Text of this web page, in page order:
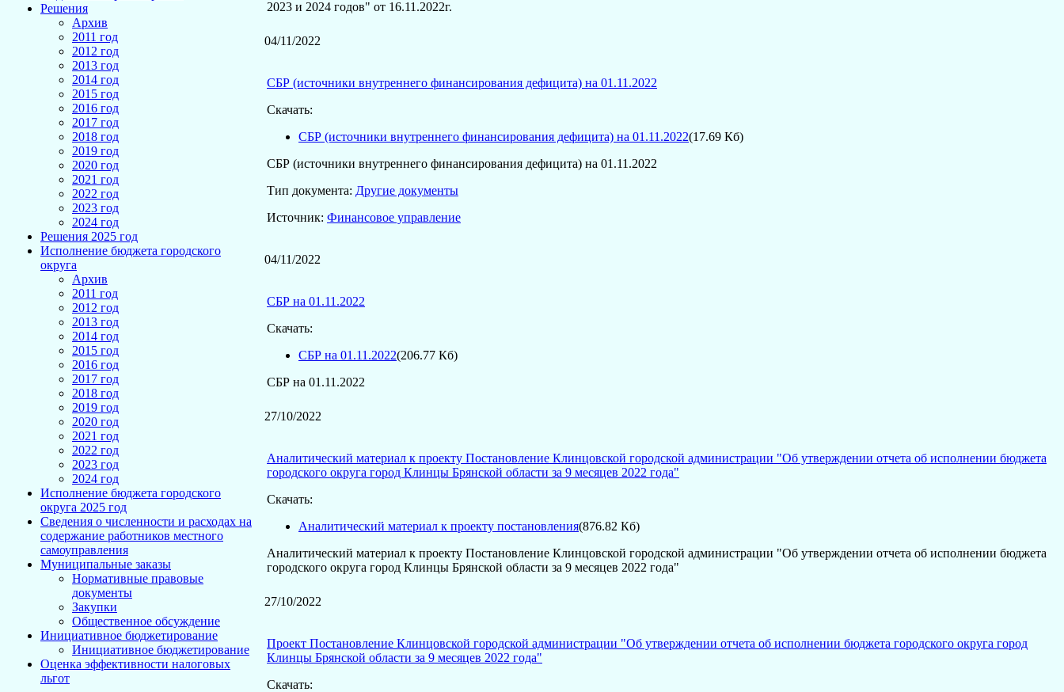
Решения
Архив
2011 год
2012 год
2013 год
2014 год
2015 год
2016 год
2017 год
2018 год
2019 год
2020 год
2021 год
2022 год
2023 год
2024 год
Решения 2025 год
Исполнение бюджета городского
округа
Архив
2011 год
2012 год
2013 год
2014 год
2015 год
2016 год
2017 год
2018 год
2019 год
2020 год
2021 год
2022 год
2023 год
2024 год
Исполнение бюджета городского
округа 2025 год
Сведения о численности и расходах на
содержание работников местного
самоуправления
Муниципальные заказы
Нормативные правовые
документы
Закупки
Общественное обсуждение
Инициативное бюджетирование
Инициативное бюджетирование
Оценка эффективности налоговых
льгот
2023 и 2024 годов" от 16.11.2022г.
04/11/2022
СБР (источники внутреннего финансирования дефицита) на 01.11.2022
Скачать:
СБР (источники внутреннего финансирования дефицита) на 01.11.2022(17.69 Кб)
СБР (источники внутреннего финансирования дефицита) на 01.11.2022
Тип документа: Другие документы
Источник: Финансовое управление
04/11/2022
СБР на 01.11.2022
Скачать:
СБР на 01.11.2022(206.77 Кб)
СБР на 01.11.2022
27/10/2022
Аналитический материал к проекту Постановление Клинцовской городской администрации "Об утверждении отчета об исполнении бюджета
городского округа город Клинцы Брянской области за 9 месяцев 2022 года"
Скачать:
Аналитический материал к проекту постановления(876.82 Кб)
Аналитический материал к проекту Постановление Клинцовской городской администрации "Об утверждении отчета об исполнении бюджета
городского округа город Клинцы Брянской области за 9 месяцев 2022 года"
27/10/2022
Проект Постановление Клинцовской городской администрации "Об утверждении отчета об исполнении бюджета городского округа город
Клинцы Брянской области за 9 месяцев 2022 года"
Скачать: